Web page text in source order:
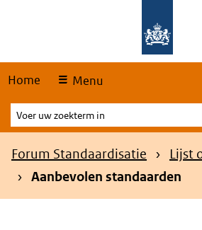
Home Menu
Voer
uw
zoekterm
Kruimelpad
Forum Standaardisatie
Lijst
Aanbevolen standaarden